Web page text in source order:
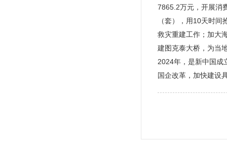
7865.2万元，开展消
（套），用10天时
救灾重建工作；加大
建图克泰大桥，为当
2024年，是新中国成
国企改革，加快建设